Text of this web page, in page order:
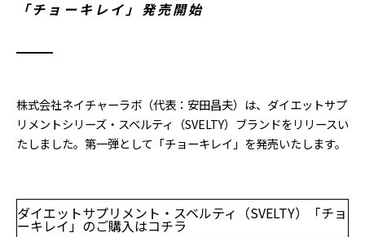
「チョーキレイ」発売開始
株式会社ネイチャーラボ（代表：安田昌夫）は、ダイエットサプ
リメントシリーズ・スベルティ（SVELTY）ブランドをリリースい
たしました。第一弾として「チョーキレイ」を発売いたします。
ダイエットサプリメント・スベルティ（SVELTY）「チョ
ーキレイ」のご購入はコチラ